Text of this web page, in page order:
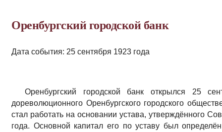
Оренбургский городской банк
Дата события: 25 сентября 1923 года
Оренбургский городской банк открылся 25
дореволюционного Оренбургского городского
стал работать на основании устава, утверждённого
года. Основной капитал его по уставу был